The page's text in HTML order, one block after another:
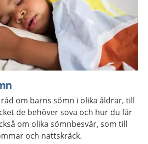
om barns sömn i olika åldrar, till
de behöver sova och hur du får
om olika sömnbesvär, som till
och nattskräck.